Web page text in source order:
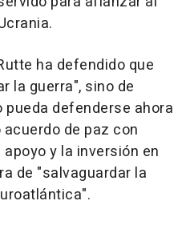
ha defendido que
la guerra", sino de
defenderse ahora
de paz con
y la inversión en
de "salvaguardar la